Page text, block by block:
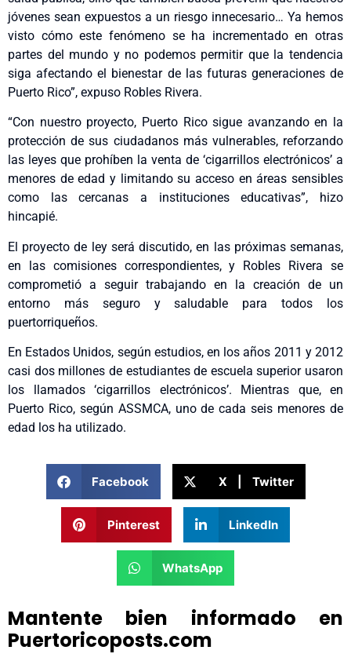
jóvenes sean expuestos a un riesgo innecesario… Ya hemos
visto cómo este fenómeno se ha incrementado en otras
partes del mundo y no podemos permitir que la tendencia
siga afectando el bienestar de las futuras generaciones de
Puerto Rico”, expuso Robles Rivera.
“Con nuestro proyecto, Puerto Rico sigue avanzando en la
protección de sus ciudadanos más vulnerables, reforzando
las leyes que prohíben la venta de ‘cigarrillos electrónicos’ a
menores de edad y limitando su acceso en áreas sensibles
como las cercanas a instituciones educativas”, hizo
hincapié.
El proyecto de ley será discutido, en las próximas semanas,
en las comisiones correspondientes, y Robles Rivera se
comprometió a seguir trabajando en la creación de un
entorno más seguro y saludable para todos los
puertorriqueños.
En Estados Unidos, según estudios, en los años 2011 y 2012
casi dos millones de estudiantes de escuela superior usaron
los llamados ‘cigarrillos electrónicos’. Mientras que, en
Puerto Rico, según ASSMCA, uno de cada seis menores de
edad los ha utilizado.
Facebook X | Twitter
Pinterest LinkedIn
WhatsApp
Mantente bien informado en
Puertoricoposts.com